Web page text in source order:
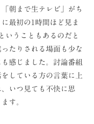
朝まで生テレビ」がち
最初の1時間ほど見ま
いうこともあるのだと
たりされる場面も少な
感じました。討論番組
している方の言葉に上
いつ見ても不快に思
す。